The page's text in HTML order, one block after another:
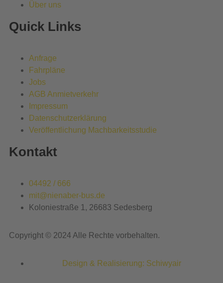
Über uns
Quick Links
Anfrage
Fahrpläne
Jobs
AGB Anmietverkehr
Impressum
Datenschutzerklärung
Veröffentlichung Machbarkeitsstudie
Kontakt
04492 / 666
mit@nienaber-bus.de
Koloniestraße 1, 26683 Sedesberg
Copyright © 2024 Alle Rechte vorbehalten.
Design & Realisierung: Schiwyair